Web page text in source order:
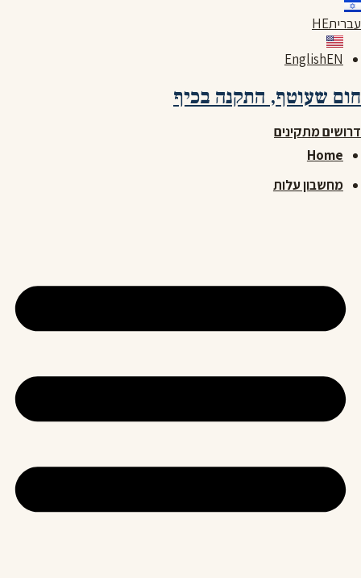
דלג
לתוכן
עבריתHE
EnglishEN
חום שעוטף, התקנה בכיף
דרושים מתקינים
Home
מחשבון עלות